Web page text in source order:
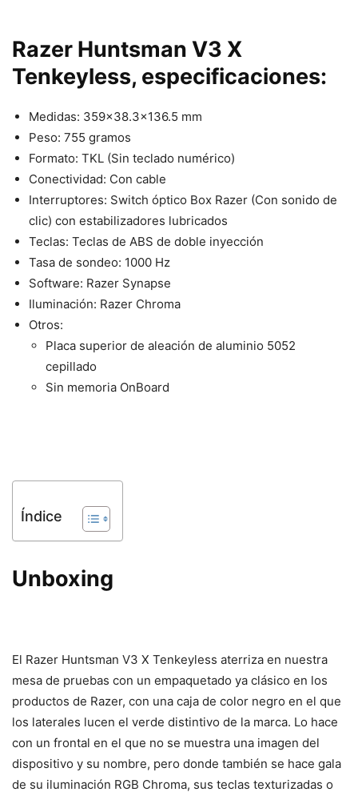
Razer Huntsman V3 X
Tenkeyless, especificaciones:
Medidas: 359×38.3×136.5 mm
Peso: 755 gramos
Formato: TKL (Sin teclado numérico)
Conectividad: Con cable
Interruptores: Switch óptico Box Razer (Con sonido de
clic) con estabilizadores lubricados
Teclas: Teclas de ABS de doble inyección
Tasa de sondeo: 1000 Hz
Software: Razer Synapse
Iluminación: Razer Chroma
Otros:
Placa superior de aleación de aluminio 5052
cepillado
Sin memoria OnBoard
Índice
Unboxing
El Razer Huntsman V3 X Tenkeyless aterriza en nuestra
mesa de pruebas con un empaquetado ya clásico en los
productos de Razer, con una caja de color negro en el que
los laterales lucen el verde distintivo de la marca. Lo hace
con un frontal en el que no se muestra una imagen del
dispositivo y su nombre, pero donde también se hace gala
de su iluminación RGB Chroma, sus teclas texturizadas o